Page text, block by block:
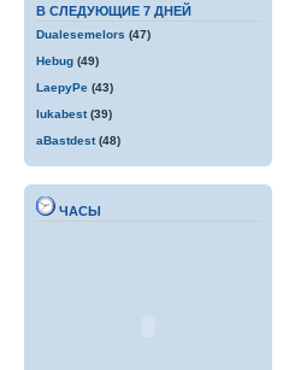
В СЛЕДУЮЩИЕ 7 ДНЕЙ
Dualesemelors (47)
Hebug (49)
LaepyPe (43)
lukabest(39)
aBastdest(48)
ЧАСЫ